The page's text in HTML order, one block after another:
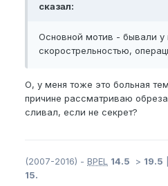
сказал:
Основной мотив - бывали
скорострельностью,
О, у меня тоже это больная
причине рассматриваю
сливал, если не секрет?
(2007-2016) - BPEL 14.5 > 19.5
15.